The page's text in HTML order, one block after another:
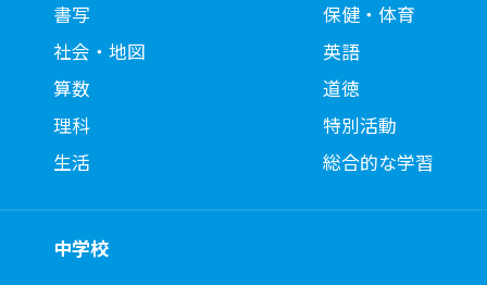
書写
社会・地図
算数
理科
生活
保健・体育
英語
道徳
特別活動
総合的な学習
中学校